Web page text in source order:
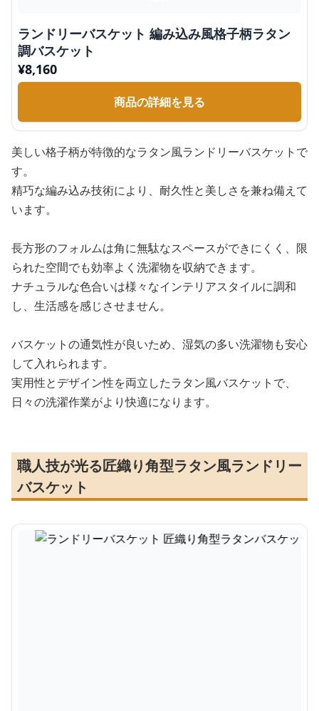
ランドリーバスケット 編み込み風格子柄ラタン
調バスケット
¥8,160
商品の詳細を見る
美しい格子柄が特徴的なラタン風ランドリーバスケットで
す。
精巧な編み込み技術により、耐久性と美しさを兼ね備えて
います。
長方形のフォルムは角に無駄なスペースができにくく、限
られた空間でも効率よく洗濯物を収納できます。
ナチュラルな色合いは様々なインテリアスタイルに調和
し、生活感を感じさせません。
バスケットの通気性が良いため、湿気の多い洗濯物も安心
して入れられます。
実用性とデザイン性を両立したラタン風バスケットで、
日々の洗濯作業がより快適になります。
職人技が光る匠織り角型ラタン風ランドリー
バスケット